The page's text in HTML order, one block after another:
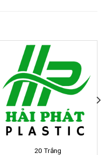
20 Trắng